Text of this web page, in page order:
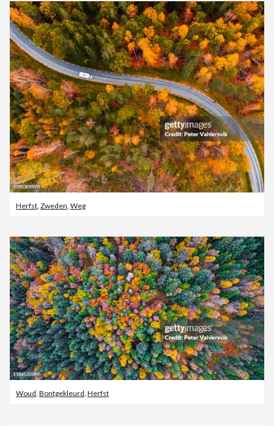
Herfst Zweden Weg
Woud Bontgekleurd Herfst